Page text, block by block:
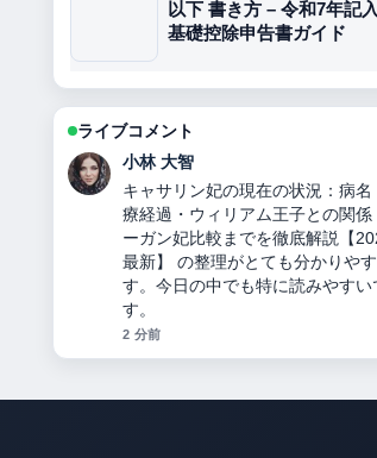
以下 書き方 – 令和7年記
基礎控除申告書ガイド
ライブコメント
田中 美咲
力道山刺殺事件の真相：襲撃犯の
体、死因、妻の人数、襲撃犯の娘
与謝野晶子と木村雅彦のミームま
底検証 を追っていますが、この
落ち着いていて信頼できます。
4 分前